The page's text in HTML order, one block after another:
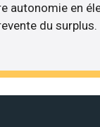
autonomie en
du surplus.